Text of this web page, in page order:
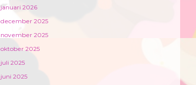
januari 2026
december 2025
november 2025
oktober 2025
juli 2025
juni 2025